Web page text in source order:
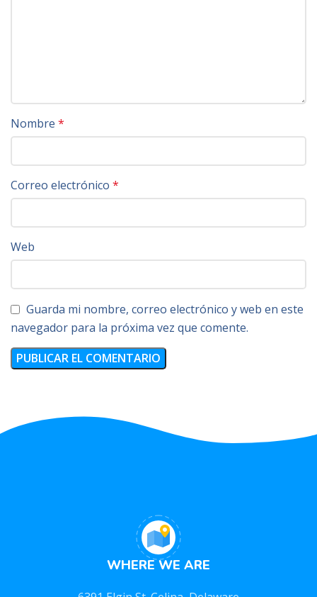
Nombre *
Correo electrónico *
Web
Guarda mi nombre, correo electrónico y web en este
navegador para la próxima vez que comente.
WHERE WE ARE